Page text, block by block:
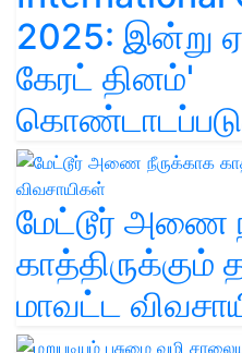
2025: இன்று
கேரட் தினம்'
மேட்டூர் அணை
காத்திருக்கும்
மாவட்ட